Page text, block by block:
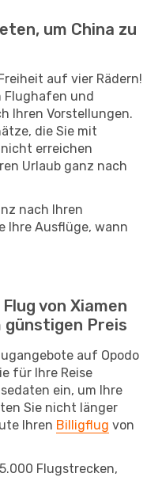
um China zu
auf vier Rädern!
Flughafen und
Ihren Vorstellungen.
die Sie mit
erreichen
Urlaub ganz nach
nach Ihren
Ihre Ausflüge, wann
von Xiamen
günstigen Preis
auf Opodo
für Ihre Reise
ein, um Ihre
Sie nicht länger
Ihren Billigflug von
Flugstrecken,